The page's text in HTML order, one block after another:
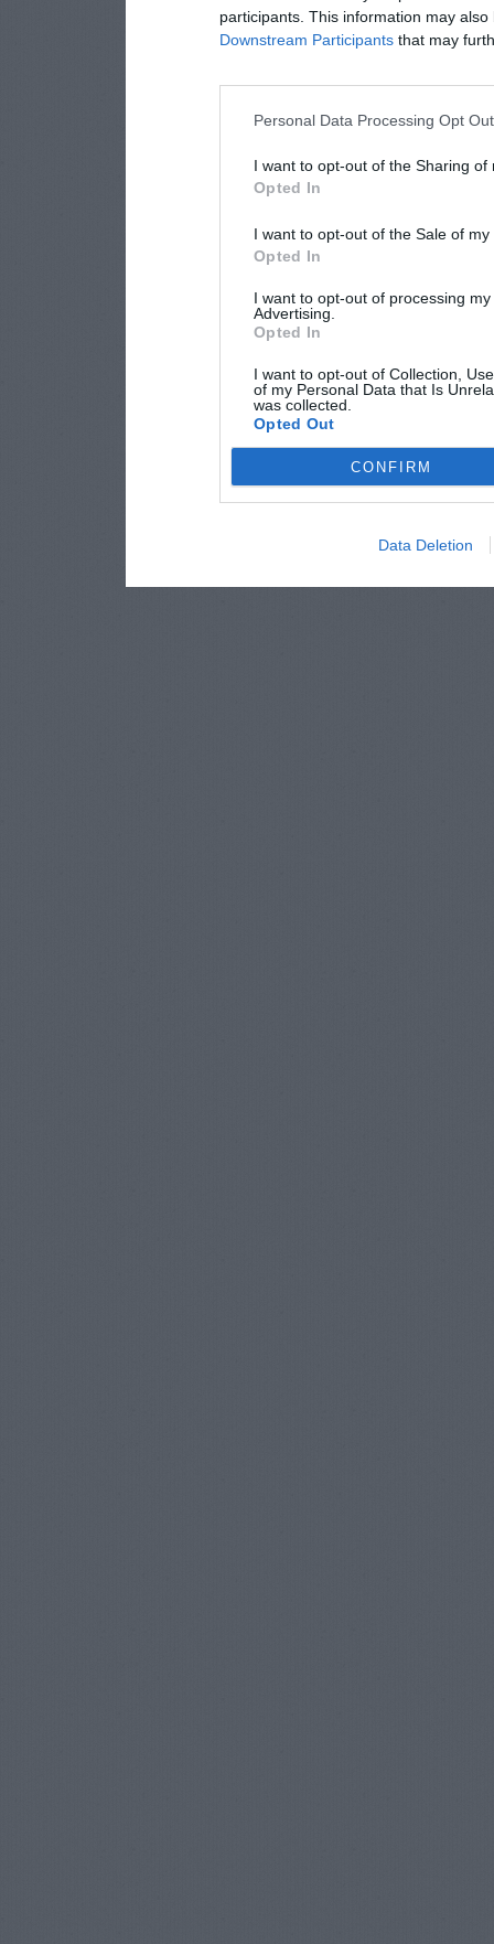
participants. This information may
Downstream Participants that may
Personal Data Processing Opt
I want to opt-out of the Sharing of
Opted In
I want to opt-out of the Sale of
Opted In
I want to opt-out of processing
Advertising.
Opted In
I want to opt-out of Collection,
of my Personal Data that Is
was collected.
Opted Out
CONFIRM
Data Deletion